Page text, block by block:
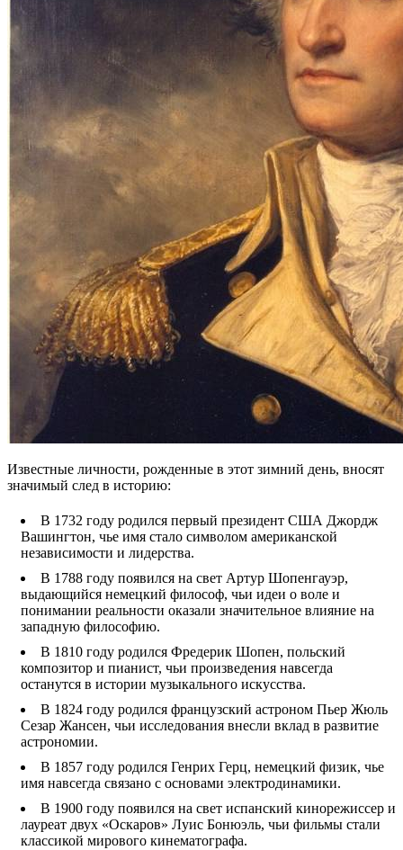
Известные личности, рожденные в этот зимний день, вносят
значимый след в историю:
В 1732 году родился первый президент США Джордж
Вашингтон, чье имя стало символом американской
независимости и лидерства.
В 1788 году появился на свет Артур Шопенгауэр,
выдающийся немецкий философ, чьи идеи о воле и
понимании реальности оказали значительное влияние на
западную философию.
В 1810 году родился Фредерик Шопен, польский
композитор и пианист, чьи произведения навсегда
останутся в истории музыкального искусства.
В 1824 году родился французский астроном Пьер Жюль
Сезар Жансен, чьи исследования внесли вклад в развитие
астрономии.
В 1857 году родился Генрих Герц, немецкий физик, чье
имя навсегда связано с основами электродинамики.
В 1900 году появился на свет испанский кинорежиссер и
лауреат двух «Оскаров» Луис Бонюэль, чьи фильмы стали
классикой мирового кинематографа.